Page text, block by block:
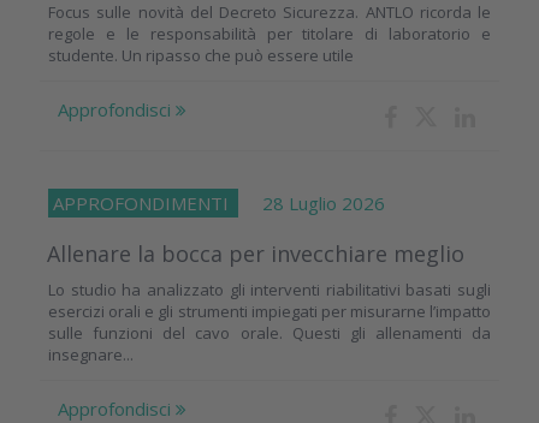
Focus sulle novità del Decreto Sicurezza. ANTLO ricorda le
regole e le responsabilità per titolare di laboratorio e
studente. Un ripasso che può essere utile
Approfondisci
APPROFONDIMENTI 28 Luglio 2026
Allenare la bocca per invecchiare meglio
Lo studio ha analizzato gli interventi riabilitativi basati sugli
esercizi orali e gli strumenti impiegati per misurarne l’impatto
sulle funzioni del cavo orale. Questi gli allenamenti da
insegnare...
Approfondisci